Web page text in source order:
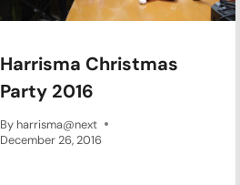
Harrisma Christmas
Party 2016
By harrisma@next
December 26, 2016